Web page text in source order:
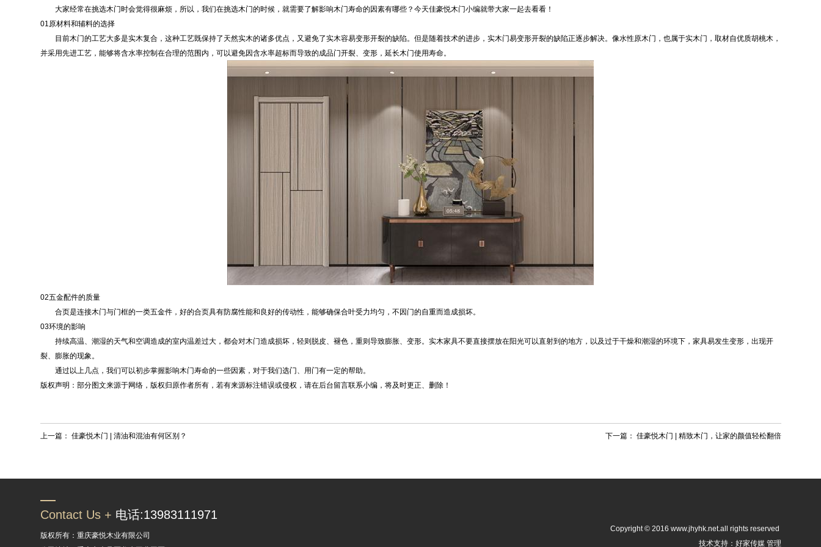
大家经常在挑选木门时会觉得很麻烦，所以，我们在挑选木门的时候，就需要了解影响木门寿命的因素有哪些？今天佳豪悦木门小编就带大家一起去看看！
01原材料和辅料的选择
目前木门的工艺大多是实木复合，这种工艺既保持了天然实木的诸多优点，又避免了实木容易变形开裂的缺陷。但是随着技术的进步，实木门易变形开裂的缺陷正逐步解决。像水性原木门，也属于实木门，取材自优质胡桃木，
并采用先进工艺，能够将含水率控制在合理的范围内，可以避免因含水率超标而导致的成品门开裂、变形，延长木门使用寿命。
02五金配件的质量
合页是连接木门与门框的一类五金件，好的合页具有防腐性能和良好的传动性，能够确保合叶受力均匀，不因门的自重而造成损坏。
03环境的影响
持续高温、潮湿的天气和空调造成的室内温差过大，都会对木门造成损坏，轻则脱皮、褪色，重则导致膨胀、变形。实木家具不要直接摆放在阳光可以直射到的地方，以及过于干燥和潮湿的环境下，家具易发生变形，出现开
裂、膨胀的现象。
通过以上几点，我们可以初步掌握影响木门寿命的一些因素，对于我们选门、用门有一定的帮助。
版权声明：部分图文来源于网络，版权归原作者所有，若有来源标注错误或侵权，请在后台留言联系小编，将及时更正、删除！
上一篇： 佳豪悦木门 | 清油和混油有何区别？ 下一篇： 佳豪悦木门 | 精致木门，让家的颜值轻松翻倍
Contact Us + 电话:13983111971
版权所有：重庆豪悦木业有限公司
Copyright © 2016 www.jhyhk.net.all rights reserved
技术支持：好家传媒 管理